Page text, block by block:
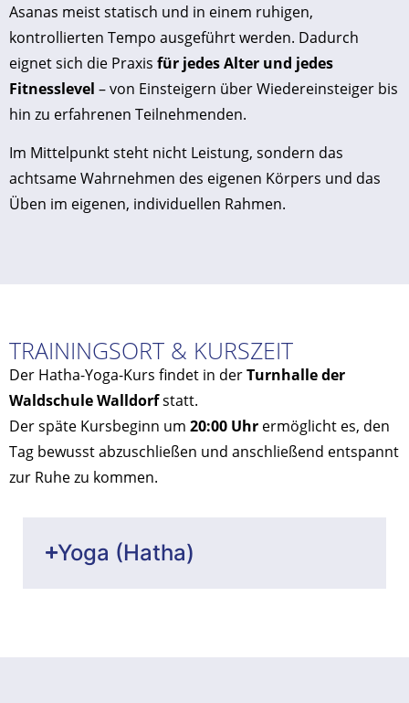
Asanas meist statisch und in einem ruhigen,
kontrollierten Tempo ausgeführt werden. Dadurch
eignet sich die Praxis für jedes Alter und jedes
Fitnesslevel – von Einsteigern über Wiedereinsteiger bis
hin zu erfahrenen Teilnehmenden.
Im Mittelpunkt steht nicht Leistung, sondern das
achtsame Wahrnehmen des eigenen Körpers und das
Üben im eigenen, individuellen Rahmen.
TRAININGSORT & KURSZEIT
Der Hatha-Yoga-Kurs findet in derTurnhalle der
Waldschule Walldorfstatt.
Der späte Kursbeginn um 20:00 Uhr ermöglicht es, den
Tag bewusst abzuschließen und anschließend entspannt
zur Ruhe zu kommen.
Yoga (Hatha)